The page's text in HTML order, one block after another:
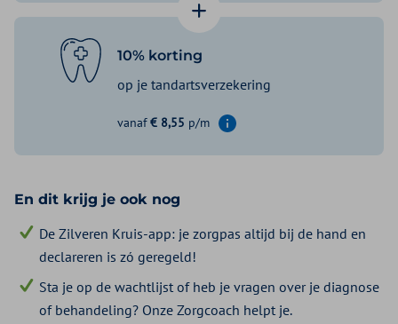
Basis Plus Module
€ 2,03
Start Zorg & Tand 1
Start Zorg & Tand 2
€ 14,36
10% korting
op je tandartsverzekering
vanaf€ 8,55 p/m
Informatie weergeven
1 ster
3 sterren
€ 39,38
4 sterren
En dit krijg je ook nog
De Zilveren Kruis-app: je zorgpas altijd bij de hand en
declareren is zó geregeld!
Sta je op de wachtlijst of heb je vragen over je diagnose
of behandeling? Onze Zorgcoach helpt je.